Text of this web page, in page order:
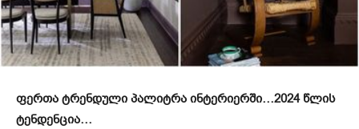
ფერთა ტრენდული პალიტრა ინტერიერში…2024 წლის
ტენდენცია…